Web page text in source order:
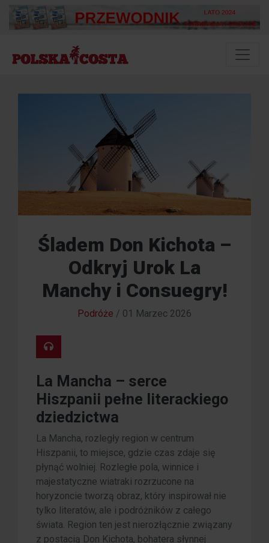
Śladem Don Kichota –
Odkryj Urok La
Manchy i Consuegry!
Podróże / 01 Marzec 2026
La Mancha – serce
Hiszpanii pełne literackiego
dziedzictwa
La Mancha, rozległy region w centrum
Hiszpanii, to miejsce, gdzie czas zdaje się
płynąć wolniej. Rozległe pola, winnice i
majestatyczne wiatraki rozrzucone na
horyzoncie tworzą obraz, który inspirował nie
tylko literatów, ale i podróżników z całego
świata. Region ten jest nierozłącznie związany
z postacią Don Kichota, bohatera słynnej